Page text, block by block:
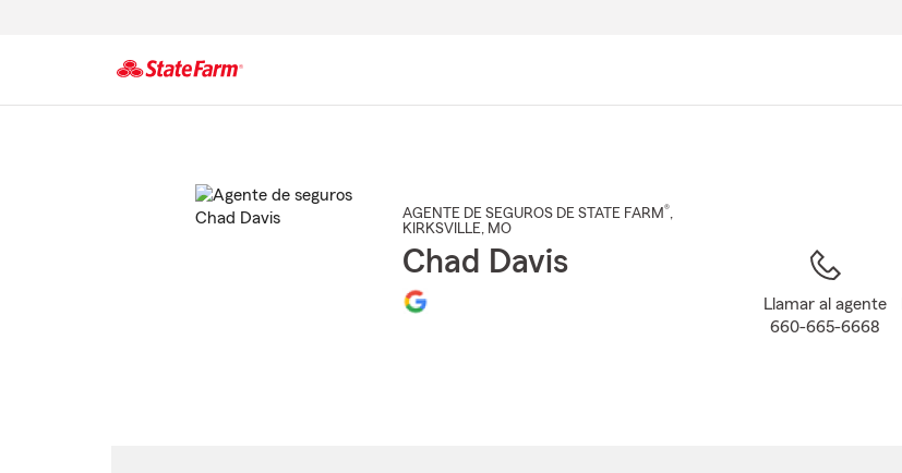
AGENTE DE SEGUROS DE STATE FARM®,
KIRKSVILLE, MO
Chad Davis
Llamar al agente
660-665-6668